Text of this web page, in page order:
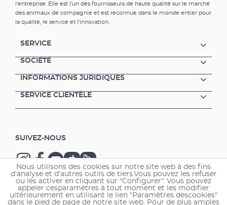
l'entreprise. Elle est l'un des fournisseurs de haute qualité sur le marché
des animaux de compagnie et est reconnue dans le monde entier pour
la qualité, le service et l'innovation.
SERVICE
SOCIÉTÉ
INFORMATIONS JURIDIQUES
SERVICE CLIENTÈLE
SUIVEZ-NOUS
Copyright © 2026 EHEIM GmbH & Co. KG.
Nous utilisons des cookies sur notre site web à des fins
d'analyse et d'autres outils de tiers.Vous pouvez les refuser
ou les activer en cliquant sur "Configurer". Vous pouvez
appeler cesparamètres à tout moment et les modifier
ultérieurement en utilisant le lien "Paramètres descookies"
dans le pied de page de notre site web. Pour de plus amples